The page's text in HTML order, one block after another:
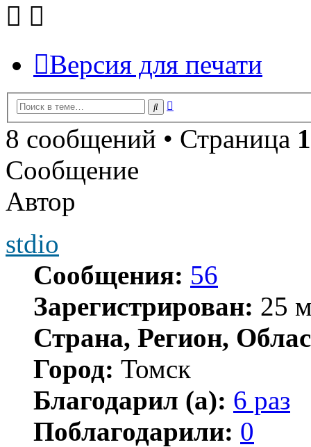
Версия для печати
Поиск
8 сообщений • Страница 1
Сообщение
Автор
stdio
Сообщения: 56
Зарегистрирован: 25
Страна, Регион,
Город: Томск
Благодарил (а): 6 раз
Поблагодарили: 0